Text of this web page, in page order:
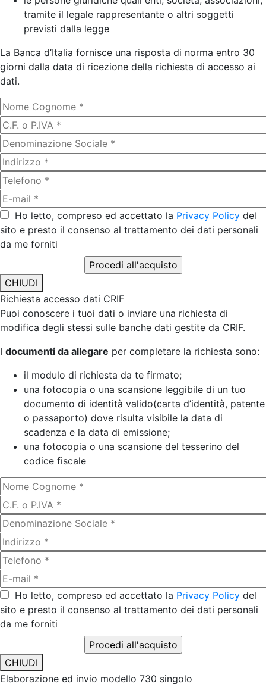
tramite il legale rappresentante o altri soggetti
previsti dalla legge
La Banca d’Italia fornisce una risposta di norma entro 30
giorni dalla data di ricezione della richiesta di accesso ai
dati.
Ho letto, compreso ed accettato la Privacy Policy del
sito e presto il consenso al trattamento dei dati personali
da me forniti
CHIUDI
Richiesta accesso dati CRIF
Puoi conoscere i tuoi dati o inviare una richiesta di
modifica degli stessi sulle banche dati gestite da CRIF.
I documenti da allegare per completare la richiesta sono:
il modulo di richiesta da te firmato;
una fotocopia o una scansione leggibile di un tuo
documento di identità valido(carta d’identità, patente
o passaporto) dove risulta visibile la data di
scadenza e la data di emissione;
una fotocopia o una scansione del tesserino del
codice fiscale
Ho letto, compreso ed accettato la Privacy Policy del
sito e presto il consenso al trattamento dei dati personali
da me forniti
CHIUDI
Elaborazione ed invio modello 730 singolo